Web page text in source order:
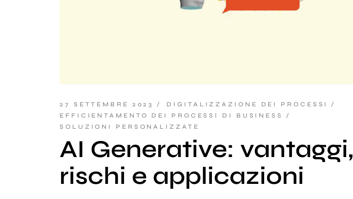
27 SETTEMBRE 2023
DIGITALIZZAZIONE DEI PROCESSI
EFFICIENTAMENTO DEI PROCESSI DI BUSINESS
SOLUZIONI PERSONALIZZATE
AI Generative: vantaggi,
rischi e applicazioni